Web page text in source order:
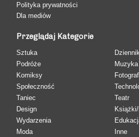
Polityka prywatności
Dla mediów
Przeglądaj Kategorie
Sztuka
Podróże
Komiksy
Społeczność
Taniec
Design
Wydarzenia
Moda
Muzyka
Teatr
Inne